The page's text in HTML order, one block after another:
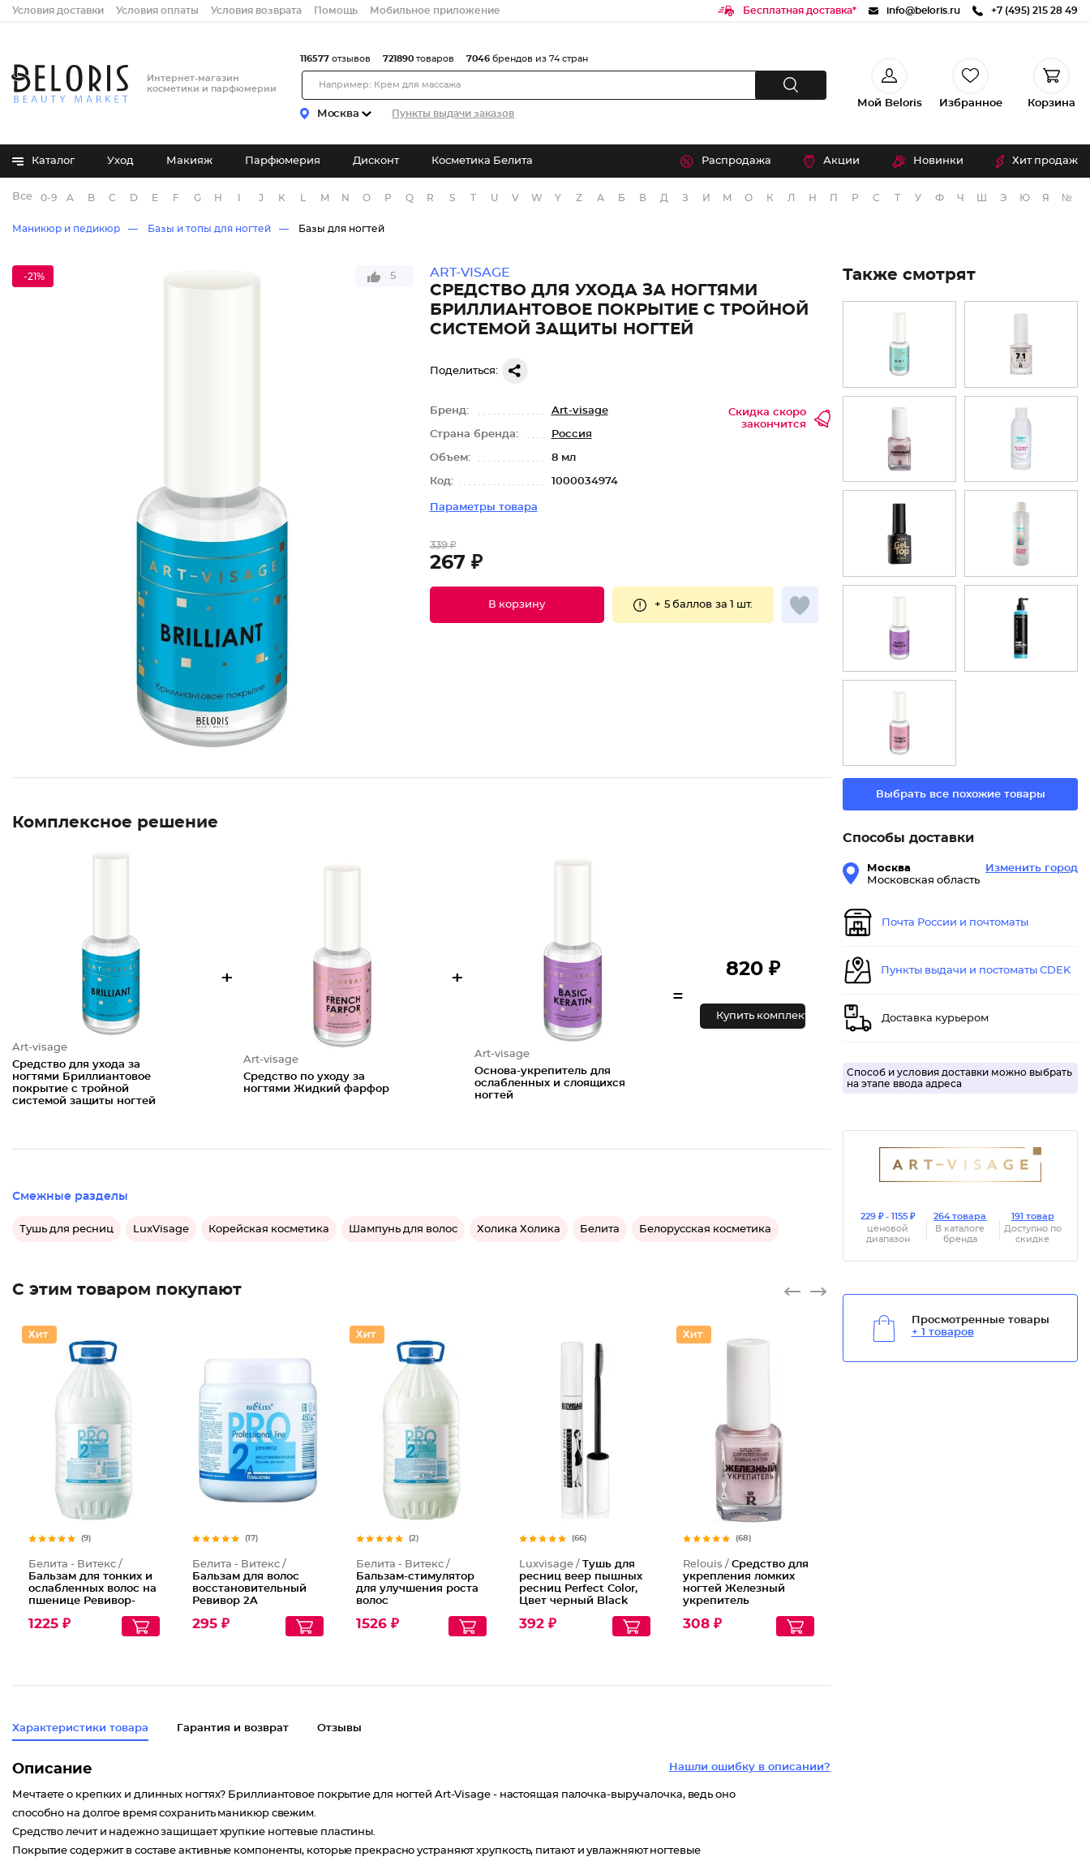
Условия доставки Условия оплаты Условия возврата Помощь Мобильное приложение Бесплатная доставка* info@beloris.ru +7 (495) 215 28 49
Интернет-магазин
косметики и парфюмерии
Москва Пункты выдачи заказов
116577 отзывов 721890 товаров 7046 брендов из 74 стран
Мой Beloris Избранное Корзина
Каталог Уход Макияж Парфюмерия Дисконт Косметика Белита Распродажа Акции Новинки Хит продаж
Все бренды
0-9 A B C D E F G H J K M N O P Q R S T U V W Y Z А Б В Д З И М О К Л Н П Р С Т У Ф Ч Э Ю Я №
Маникюр и педикюр Базы и топы для ногтей Базы для ногтей
-21% 5 ART-VISAGE
СРЕДСТВО ДЛЯ УХОДА ЗА НОГТЯМИ
БРИЛЛИАНТОВОЕ ПОКРЫТИЕ С ТРОЙНОЙ
СИСТЕМОЙ ЗАЩИТЫ НОГТЕЙ
Поделиться:
Бренд: Art-visage
Страна бренда: Россия
Объем: 8 мл
Код: 1000034974
Скидка скоро
закончится
Параметры товара
339 ₽
267 ₽
В корзину + 5 баллов за 1 шт.
Комплексное решение
Art-visage
Средство для ухода за
ногтями Бриллиантовое
покрытие с тройной
системой защиты ногтей
+
Art-visage
Средство по уходу за
ногтями Жидкий фарфор
+
Art-visage
Основа-укрепитель для
ослабленных и слоящихся
ногтей
=
820 ₽
Купить комплект
Смежные разделы
Тушь для ресниц LuxVisage Корейская косметика Шампунь для волос Холика Холика Белита Белорусская косметика
С этим товаром покупают
(9)
Белита - Витекс /
Бальзам для тонких и
ослабленных волос на
пшенице Ревивор-
1225 ₽
(17)
Белита - Витекс /
Бальзам для волос
восстановительный
Ревивор 2A
295 ₽
(2)
Белита - Витекс /
Бальзам-стимулятор
для улучшения роста
волос
1526 ₽
(66)
Luxvisage /Тушь для
ресниц веер пышных
ресниц Perfect Color,
Цвет черный Black
392 ₽
(68)
Relouis /Средство для
укрепления ломких
ногтей Железный
укрепитель
308 ₽
Характеристики товара Гарантия и возврат Отзывы
Нашли ошибку в описании?
Описание
Мечтаете о крепких и длинных ногтях? Бриллиантовое покрытие для ногтей Art-Visage - настоящая палочка-выручалочка, ведь оно
способно на долгое время сохранить маникюр свежим.
Средство лечит и надежно защищает хрупкие ногтевые пластины.
Покрытие содержит в составе активные компоненты, которые прекрасно устраняют хрупкость, питают и увлажняют ногтевые
Также смотрят
Выбрать все похожие товары
Способы доставки
Москва
Московская область
Изменить город
Почта России и почтоматы
Пункты выдачи и постоматы CDEK
Доставка курьером
Способ и условия доставки можно выбрать
на этапе ввода адреса
229 ₽ - 1155 ₽
ценовой
диапазон
264 товара
В каталоге
бренда
191 товар
Доступно по
скидке
Просмотренные товары
+ 1 товаров